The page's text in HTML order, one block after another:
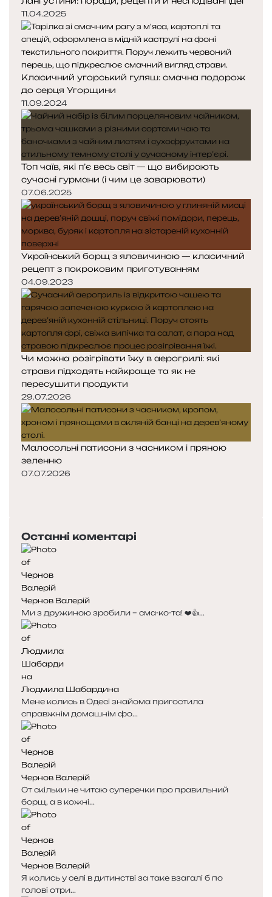
11.04.2025
Класичний угорський гуляш: смачна подорож
до серця Угорщини
11.09.2024
Топ чаїв, які п’є весь світ — що вибирають
сучасні гурмани (і чим це заварювати)
07.06.2025
Український борщ з яловичиною — класичний
рецепт з покроковим приготуванням
04.09.2023
Чи можна розігрівати їжу в аерогрилі: які
страви підходять найкраще та як не
пересушити продукти
29.07.2026
Малосольні патисони з часником і пряною
зеленню
07.07.2026
Останні коментарі
Чернов Валерій
Ми з дружиною зробили – сма-ко-та! ❤️👍...
Людмила Шабардина
Мене колись в Одесі знайома пригостила
справжнім домашнім фо...
Чернов Валерій
От скільки не читаю суперечки про правильний
борщ, а в кожні...
Чернов Валерій
Я колись у селі в дитинстві за таке взагалі б по
голові отри...